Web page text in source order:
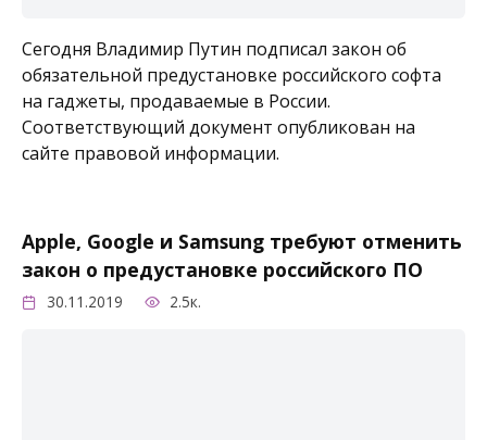
Сегодня Владимир Путин подписал закон об
обязательной предустановке российского софта
на гаджеты, продаваемые в России.
Соответствующий документ опубликован на
сайте правовой информации.
Apple, Google и Samsung требуют отменить
закон о предустановке российского ПО
30.11.2019 2.5к.